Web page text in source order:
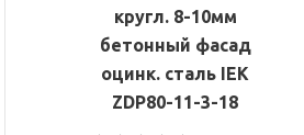
кругл. 8-10мм
бетонный фасад
оцинк. сталь IEK
ZDP80-11-3-18